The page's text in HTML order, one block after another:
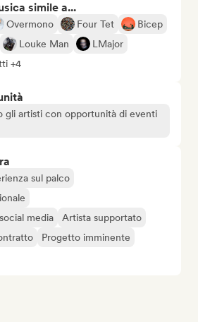
simile a...
Overmono Four Tet
Bicep
Louke Man
LMajor
+4
gli artisti con opportunità di eventi
sul palco
media
Artista supportato
Progetto imminente